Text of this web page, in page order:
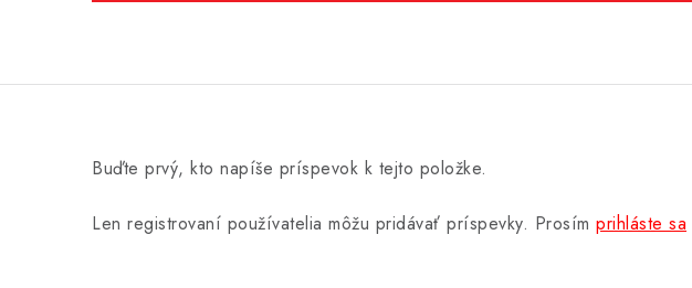
Buďte prvý, kto napíše príspevok k tejto položke.
Len registrovaní používatelia môžu pridávať príspevky. Prosím prihláste sa